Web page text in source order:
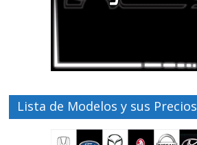
Lista de Modelos y sus Precios